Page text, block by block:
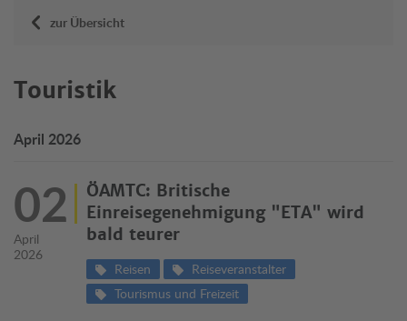
zur Übersicht
Touristik
April 2026
02
April
2026
ÖAMTC: Britische
Einreisegenehmigung "ETA" wird
bald teurer
Reisen
Reiseveranstalter
Tourismus und Freizeit